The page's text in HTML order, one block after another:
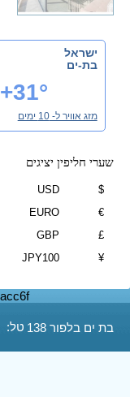
בת ים בלפור 138 טל:
ישראל
בת-ים
+31°
מזג אוויר ל- 10 ימים
שערי חליפין יציגים
$
USD
€
EURO
£
GBP
¥
JPY100